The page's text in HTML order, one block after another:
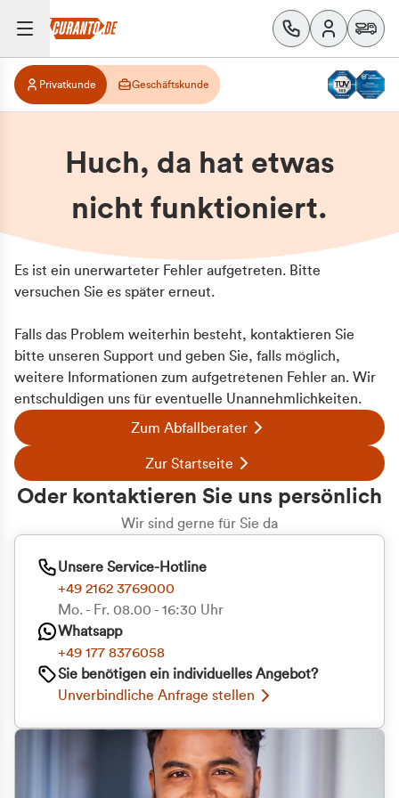
Zustimmung
Wir verwenden Cookies, um Inhalte und Anzeigen
zu personalisieren, Funktionen für soziale Medien
anbieten zu können und die Zugriffe auf unsere
Privatkunde Geschäftskunde
Huch, da hat etwas
nicht funktioniert.
Es ist ein unerwarteter Fehler aufgetreten. Bitte
versuchen Sie es später erneut.
Falls das Problem weiterhin besteht, kontaktieren Sie
bitte unseren Support und geben Sie, falls möglich,
weitere Informationen zum aufgetretenen Fehler an. Wir
entschuldigen uns für eventuelle Unannehmlichkeiten.
Zum Abfallberater
Zur Startseite
Oder kontaktieren Sie uns persönlich
Wir sind gerne für Sie da
Unsere Service-Hotline
+49 2162 3769000
Mo. - Fr. 08.00 - 16:30 Uhr
Whatsapp
+49 177 8376058
Sie benötigen ein individuelles Angebot?
Unverbindliche Anfrage stellen